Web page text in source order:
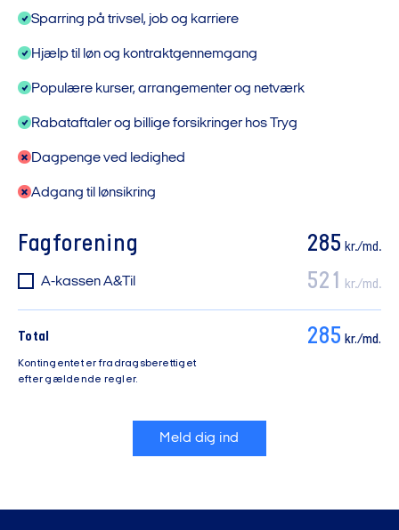
Sparring på trivsel, job og karriere
Hjælp til løn og kontraktgennemgang
Populære kurser, arrangementer og netværk
Rabataftaler og billige forsikringer hos Tryg
Dagpenge ved ledighed
Adgang til lønsikring
Fagforening 285 kr./md.
A-kassen A&Til 521 kr./md.
Total 285 kr./md.
Kontingentet er fradragsberettiget
efter gældende regler.
Meld dig ind